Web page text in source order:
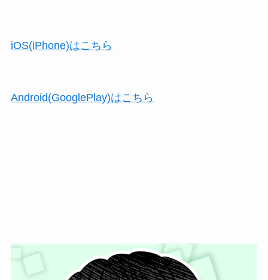
iOS(iPhone)はこちら
Android(GooglePlay)はこちら